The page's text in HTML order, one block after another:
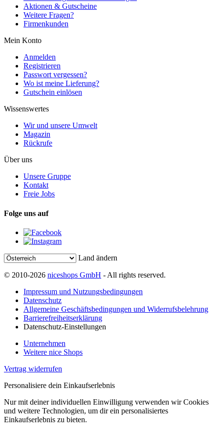
Aktionen & Gutscheine
Weitere Fragen?
Firmenkunden
Mein Konto
Anmelden
Registrieren
Passwort vergessen?
Wo ist meine Lieferung?
Gutschein einlösen
Wissenswertes
Wir und unsere Umwelt
Magazin
Rückrufe
Über uns
Unsere Gruppe
Kontakt
Freie Jobs
Folge uns auf
Land ändern
© 2010-2026 niceshops GmbH - All rights reserved.
Impressum und Nutzungsbedingungen
Datenschutz
Allgemeine Geschäftsbedingungen und Widerrufsbelehrung
Barrierefreiheitserklärung
Datenschutz-Einstellungen
Unternehmen
Weitere nice Shops
Vertrag widerrufen
Personalisiere dein Einkaufserlebnis
Nur mit deiner individuellen Einwilligung verwenden wir Cookies
und weitere Technologien, um dir ein personalisiertes
Einkaufserlebnis zu bieten.